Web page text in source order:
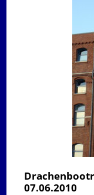
07.06.2010